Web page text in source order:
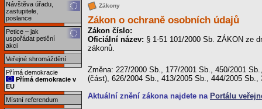
Návštěva úřadu,
zastupitele,
poslance
Petice – jak
uspořádat petiční
akci
Veřejné shromáždění
Přímá demokracie
Přímá demokracie v
EU
Místní referendum
Zákony
Zákon o ochraně osobních údajů
Zákon číslo:
Oficiální název: § 1-51 101/2000 Sb. ZÁKON ze
zákonů.
Změna: 227/2000 Sb., 177/2001 Sb., 450/2001
(část), 626/2004 Sb., 413/2005 Sb., 444/2005 Sb.,
Aktuální znění zákona najdete na Portálu